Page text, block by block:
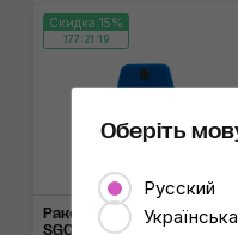
Скидка 15%
177:21:18
Ракель веерообраз­ный
SGCB Fan shape Squeegee
Оберіть
Русский
Українська